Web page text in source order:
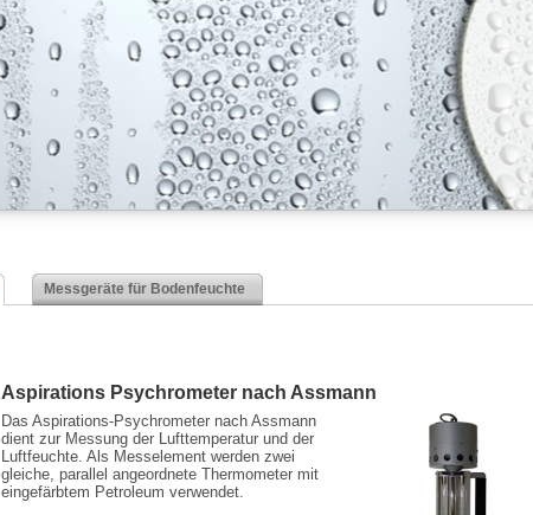
Messgeräte für Bodenfeuchte
Aspirations Psychrometer nach Assmann
Das Aspirations-Psychrometer nach Assmann
dient zur Messung der Lufttemperatur und der
Luftfeuchte. Als Messelement werden zwei
gleiche, parallel angeordnete Thermometer mit
eingefärbtem Petroleum verwendet.